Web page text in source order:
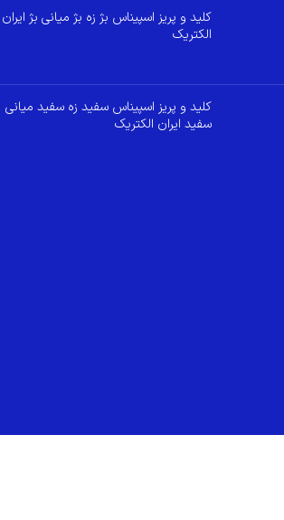
کلید و پریز اسپیناس بژ زه بژ میانی بژ ایران
الکتریک
کلید و پریز اسپیناس سفید زه سفید میانی
سفید ایران الکتریک